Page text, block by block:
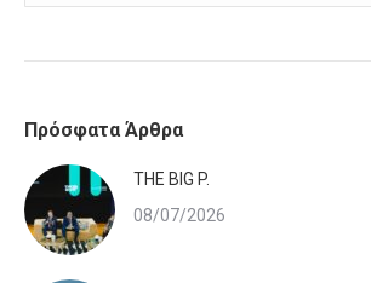
Πρόσφατα Άρθρα
ΤHE BIG P.
08/07/2026